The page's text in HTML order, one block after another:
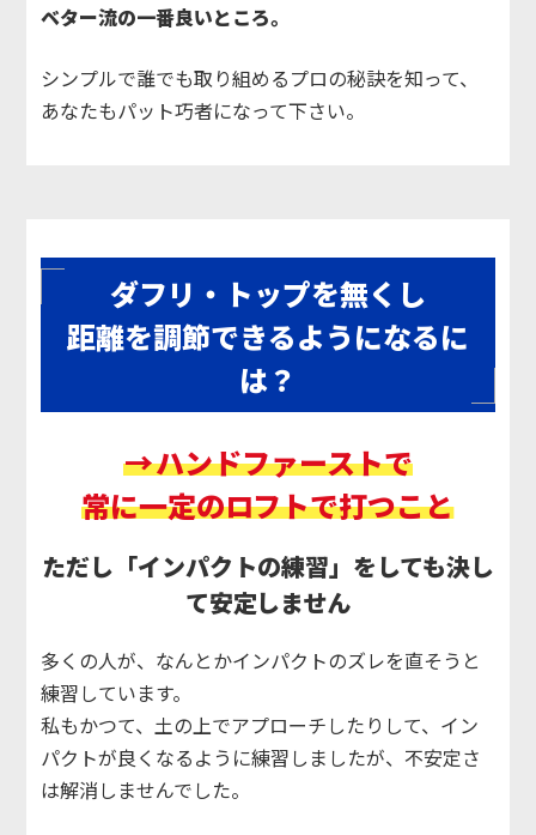
ベター流の一番良いところ。
シンプルで誰でも取り組めるプロの秘訣を知って、
あなたもパット巧者になって下さい。
ダフリ・トップを無くし
距離を調節できるようになるに
は？
→ハンドファーストで
常に一定のロフトで打つこと
ただし「インパクトの練習」をしても決し
て安定しません
多くの人が、なんとかインパクトのズレを直そうと
練習しています。
私もかつて、土の上でアプローチしたりして、イン
パクトが良くなるように練習しましたが、不安定さ
は解消しませんでした。